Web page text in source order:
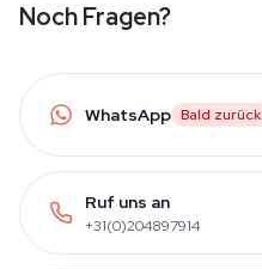
Noch Fragen?
WhatsApp Bald zurück
Ruf uns an
+31(0)204897914